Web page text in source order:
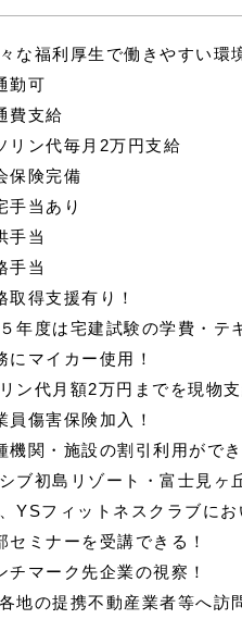
々な福利厚生で働きやすい環
勤可
費支給
リン代毎月2万円支給
保険完備
手当あり
手当
手当
取得支援有り！
年度は宅建試験の学費・テ
にマイカー使用！
ン代月額2万円までを現物支
員傷害保険加入！
機関・施設の割引利用がで
ブ初島リゾート・富士見ヶ
YSフィットネスクラブに
セミナーを受講できる！
チマーク先企業の視察！
地の提携不動産業者等へ訪